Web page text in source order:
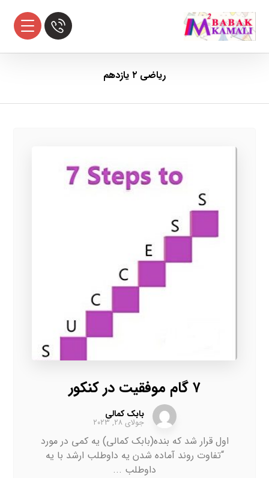
ریاضی ۲ یازدهم
۷ گام موفقیت در کنکور
بابک کمالی
جولای ۲۸, ۲۰۲۳
اول قرار شد که بنده(بابک کمالی) یه کمی در مورد
“تفاوت روند آماده شدن یه داوطلب ارشد با یه
داوطلب ...